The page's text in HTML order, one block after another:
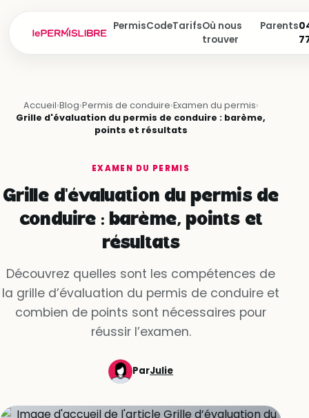
PermisCodeTarifsOù nous
trouver
Parents
Accueil›Blog›Permis de conduire›Examen du permis›
Grille d'évaluation du permis de conduire : barème,
points et résultats
EXAMEN DU PERMIS
Grille d'évaluation du permis de
conduire : barème, points et
résultats
Découvrez quelles sont les compétences de
la grille d’évaluation du permis de conduire et
combien de points sont nécessaires pour
réussir l’examen.
ParJulie